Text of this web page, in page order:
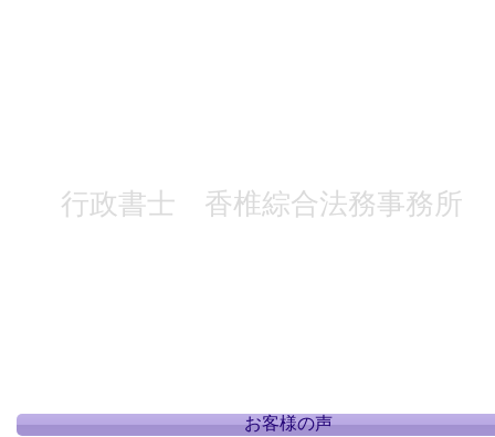
行政書士 香椎綜合法務事務所
お客様の声